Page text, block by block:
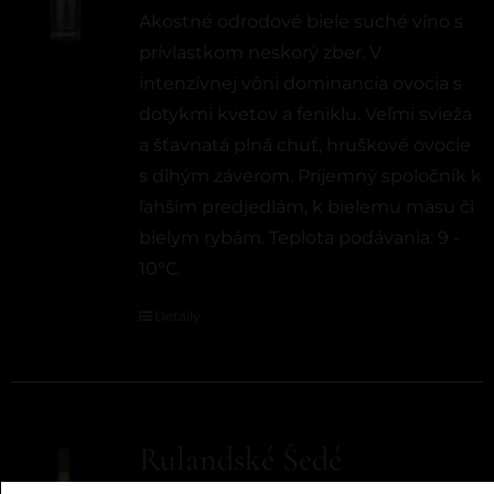
Akostné odrodové biele suché víno s
prívlastkom neskorý zber. V
intenzívnej vôni dominancia ovocia s
dotykmi kvetov a feniklu. Veľmi svieža
a šťavnatá plná chuť, hruškové ovocie
s dlhým záverom. Príjemný spoločník k
ľahším predjedlám, k bielemu mäsu či
bielym rybám. Teplota podávania: 9 -
10°C.